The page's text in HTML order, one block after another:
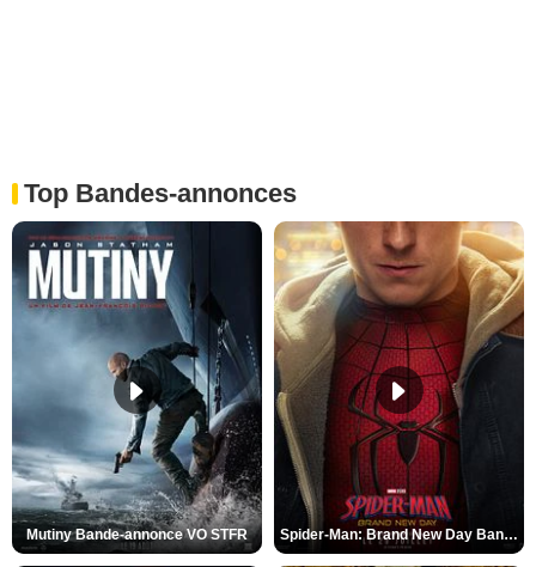
Top Bandes-annonces
Mutiny Bande-annonce VO STFR Spider-Man: Brand New Day Bande-annonce VO STFR